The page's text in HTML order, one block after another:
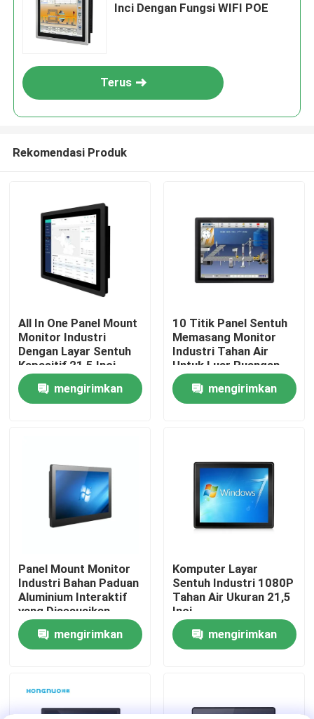
Produk
Video
Wisata pabrik
Hubungi kami
Berita
Shopping Online
Inci Dengan Fungsi WIFI POE
Terus
Rekomendasi Produk
All In One Panel Mount
Monitor Industri
Dengan Layar Sentuh
Kapasitif 21,5 Inci
mengirimkan
10 Titik Panel Sentuh
Memasang Monitor
Industri Tahan Air
Untuk Luar Ruangan
mengirimkan
Panel Mount Monitor
Industri Bahan Paduan
Aluminium Interaktif
yang Disesuaikan
mengirimkan
Komputer Layar
Sentuh Industri 1080P
Tahan Air Ukuran 21,5
Inci
mengirimkan